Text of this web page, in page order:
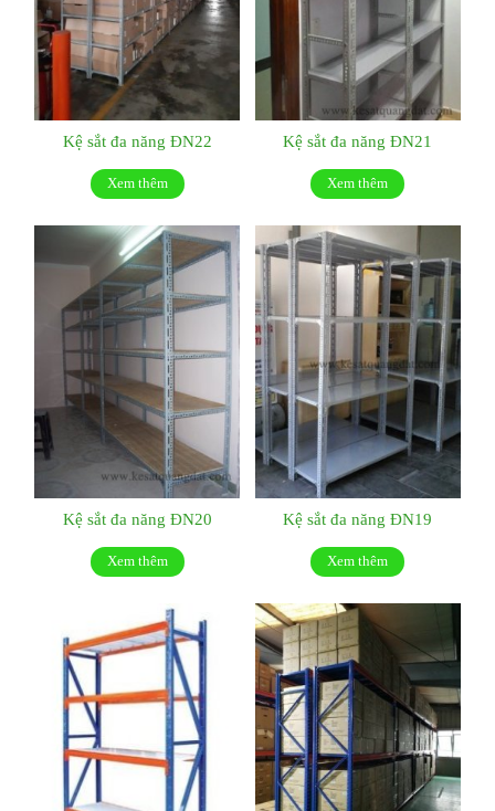
Kệ sắt đa năng ĐN22
Xem thêm
Kệ sắt đa năng ĐN21
Xem thêm
Kệ sắt đa năng ĐN20
Xem thêm
Kệ sắt đa năng ĐN19
Xem thêm